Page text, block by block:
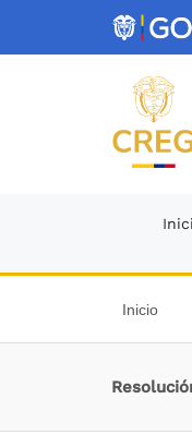
Inicio